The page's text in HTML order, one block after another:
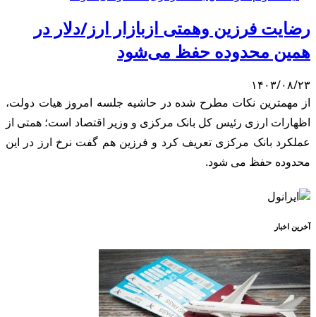
رضایت فرزین وهمتی ازبازار ارز/دلار در
همین محدوده حفظ می‌شود
۱۴۰۳/۰۸/۲۳
از مهمترین نکات مطرح شده در حاشیه جلسه امروز هیات دولت،
اظهارات ارزی رئیس کل بانک مرکزی و وزیر اقتصاد است؛ همتی از
عملکرد بانک مرکزی تعریف کرد و فرزین هم گفت نرخ ارز در این
محدوده حفظ می شود.
آخرین اخبار